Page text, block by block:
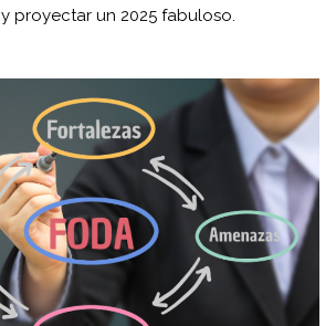
proyectar un 2025 fabuloso.